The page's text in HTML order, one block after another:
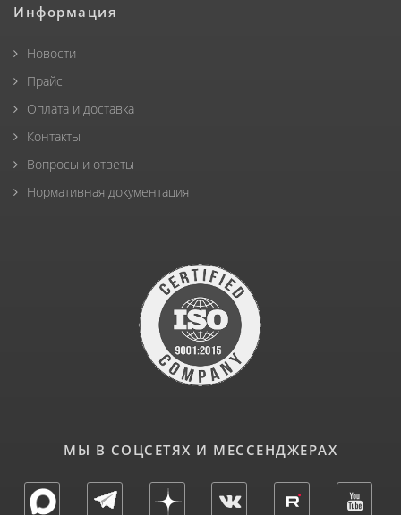
Информация
Новости
Прайс
Оплата и доставка
Контакты
Вопросы и ответы
Нормативная документация
МЫ В СОЦСЕТЯХ И МЕССЕНДЖЕРАХ